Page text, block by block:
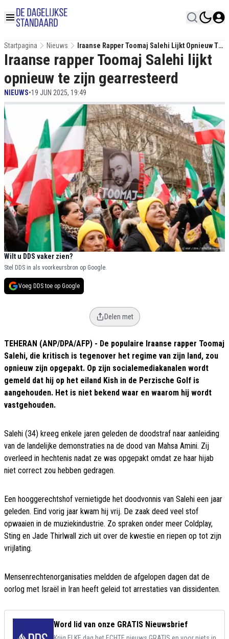
Startpagina Nieuws
Iraanse Rapper Toomaj Salehi Lijkt Opnieuw Te
Zijn Gearresteerd
Iraanse rapper Toomaj Salehi lijkt
opnieuw te zijn gearresteerd
NIEUWS•19 JUN 2025, 19:49
Wilt u DDS vaker zien?
Stel DDS in als voorkeursbron op Google.
Voeg DDS toe op Google
Delen met
TEHERAN (ANP/DPA/AFP) - De populaire Iraanse rapper Toomaj
Salehi, die kritisch is tegenover het regime van zijn land, zou
opnieuw zijn opgepakt. Op zijn socialemediakanalen wordt
gemeld dat hij op het eiland Kish in de Perzische Golf is
aangehouden. Het is niet bekend waar en waarom hij wordt
vastgehouden.
Salehi (34) kreeg enkele jaren geleden de doodstraf naar aanleiding
van de landelijke demonstraties na de dood van Mahsa Amini. Zij
overleed in hechtenis nadat ze was opgepakt omdat ze haar hijab
niet correct zou hebben gedragen.
Een hooggerechtshof vernietigde het doodvonnis van Salehi een jaar
geleden. Eind vorig jaar kwam hij vrij. De zaak deed veel stof
opwaaien in de muziekindustrie. Zo spraken onder meer Coldplay,
Sting en Jade Thirlwall zich uit over de kwestie en riepen op tot zijn
vrijlating.
Mensenrechtenorganisaties meldden de afgelopen dagen dat de
oorlog met Israël in Iran heeft geleid tot arrestaties van dissidenten.
Word lid van onze GRATIS Nieuwsbrief